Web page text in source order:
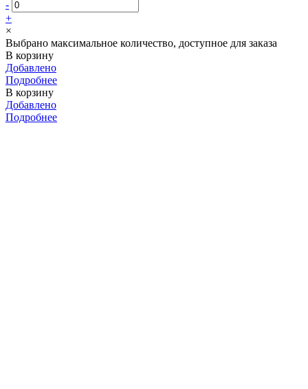
-
+
×
Выбрано максимальное количество, доступное для заказа
В корзину
Добавлено
Подробнее
В корзину
Добавлено
Подробнее